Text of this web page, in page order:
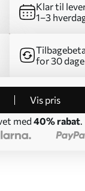
Klar til
1–3
for 30 dage
Vis pris
med 40% rabat.